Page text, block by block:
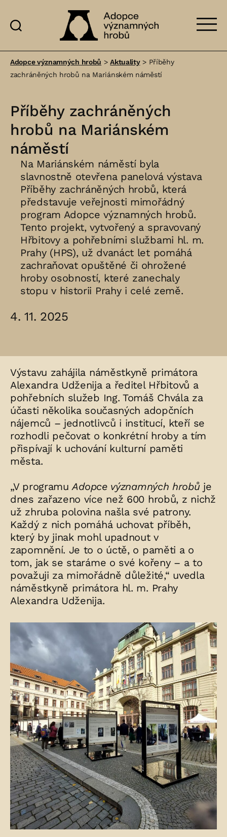
významných
hrobů
Adopce významných hrobů >Aktuality> Příběhy
zachráněných hrobů na Mariánském náměstí
Příběhy zachráněných
hrobů na Mariánském
náměstí
Na Mariánském náměstí byla
slavnostně otevřena panelová výstava
Příběhy zachráněných hrobů, která
představuje veřejnosti mimořádný
program Adopce významných hrobů.
Tento projekt, vytvořený a spravovaný
Hřbitovy a pohřebními službami hl. m.
Prahy (HPS), už dvanáct let pomáhá
zachraňovat opuštěné či ohrožené
hroby osobností, které zanechaly
stopu v historii Prahy i celé země.
4. 11. 2025
Výstavu zahájila náměstkyně primátora
Alexandra Udženija a ředitel Hřbitovů a
pohřebních služeb Ing. Tomáš Chvála za
účasti několika současných adopčních
nájemců – jednotlivců i institucí, kteří se
rozhodli pečovat o konkrétní hroby a tím
přispívají k uchování kulturní paměti
města.
„V programuAdopce významných hrobůje
dnes zařazeno více než 600 hrobů, z nichž
už zhruba polovina našla své patrony.
Každý z nich pomáhá uchovat příběh,
který by jinak mohl upadnout v
zapomnění. Je to o úctě, o paměti a o
tom, jak se staráme o své kořeny – a to
považuji za mimořádně důležité,“ uvedla
náměstkyně primátora hl. m. Prahy
Alexandra Udženija.